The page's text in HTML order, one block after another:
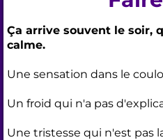
Ça arrive souvent le soir,
calme.
Une sensation dans le
Un froid qui n'a pas
Une tristesse qui n'est pas